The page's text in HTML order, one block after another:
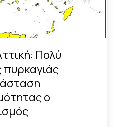
Πολύ
πυρκαγιάς
ο